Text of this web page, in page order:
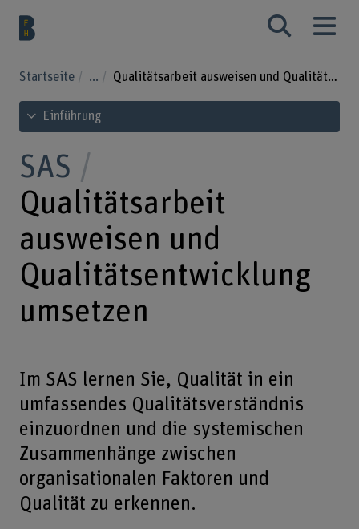
Startseite ... Qualitätsarbeit ausweisen und Qualitätsentwicklung umsetzen
Inhaltsverzeichnis ansehen
Einführung
SAS
Qualitätsarbeit
ausweisen und
Qualitätsentwicklung
umsetzen
Im SAS lernen Sie, Qualität in ein
umfassendes Qualitätsverständnis
einzuordnen und die systemischen
Zusammenhänge zwischen
organisationalen Faktoren und
Qualität zu erkennen.